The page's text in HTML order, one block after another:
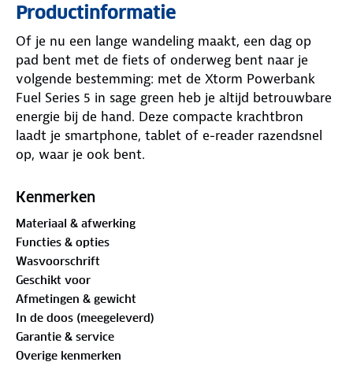
Productinformatie
Of je nu een lange wandeling maakt, een dag op
pad bent met de fiets of onderweg bent naar je
volgende bestemming: met de Xtorm Powerbank
Fuel Series 5 in sage green heb je altijd betrouwbare
energie bij de hand. Deze compacte krachtbron
laadt je smartphone, tablet of e-reader razendsnel
op, waar je ook bent.
Met een capaciteit van 10.000 mAh kun je je
de krachtige 20W USB-C Power Delivery-poort is je
apparaat in no-time weer klaar voor gebruik. En met
drie uitgangen, twee USB-C en één USB-A, kun je
zelfs meerdere apparaten tegelijk opladen. Handig
voor onderweg, op vakantie of tijdens een dagje uit.
De powerbank is licht van gewicht (218 gram), plat
van vorm en past makkelijk in je jaszak of rugzak.
Kenmerken
Materiaal & afwerking
Functies & opties
Wasvoorschrift
Geschikt voor
Afmetingen & gewicht
In de doos (meegeleverd)
Garantie & service
Overige kenmerken